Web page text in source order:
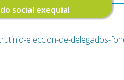
social exequial
eleccion-de-delegados-